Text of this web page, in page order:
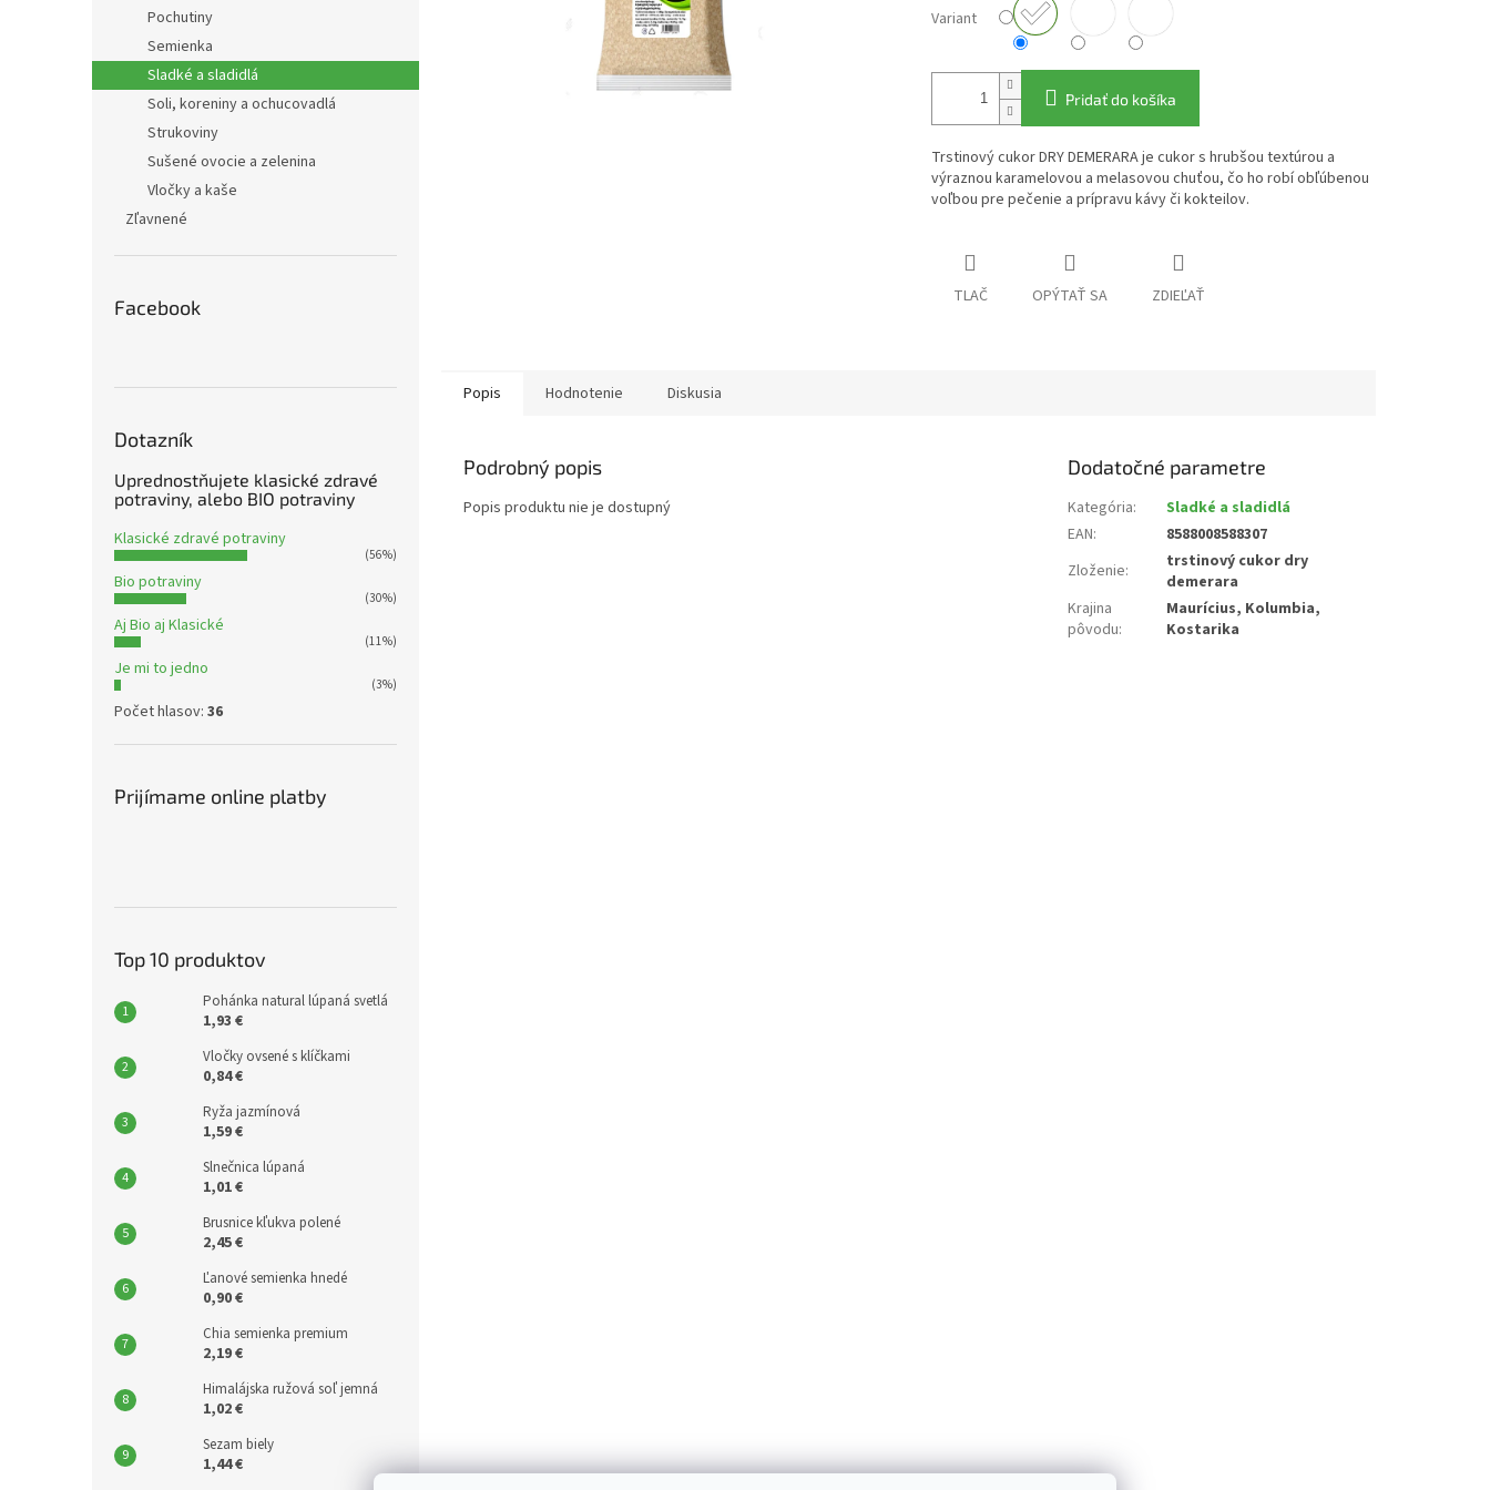
Pochutiny
Semienka
Sladké a sladidlá
Soli, koreniny a ochucovadlá
Strukoviny
Sušené ovocie a zelenina
Vločky a kaše
Zľavnené
Facebook
Dotazník
Uprednostňujete klasické zdravé
potraviny, alebo BIO potraviny
Klasické zdravé potraviny
(56%)
Bio potraviny
(30%)
Aj Bio aj Klasické
(11%)
Je mi to jedno
(3%)
Počet hlasov: 36
Prijímame online platby
Top 10 produktov
Pohánka natural lúpaná svetlá
1,93 €
Vločky ovsené s klíčkami
0,84 €
Ryža jazmínová
1,59 €
Slnečnica lúpaná
1,01 €
Brusnice kľukva polené
2,45 €
Ľanové semienka hnedé
0,90 €
Chia semienka premium
2,19 €
Himalájska ružová soľ jemná
1,02 €
Sezam biely
1,44 €
Variant
Pridať do košíka
Trstinový cukor DRY DEMERARA je cukor s hrubšou textúrou a
výraznou karamelovou a melasovou chuťou, čo ho robí obľúbenou
voľbou pre pečenie a prípravu kávy či kokteilov.
TLAČ OPÝTAŤ SA ZDIEĽAŤ
Popis Hodnotenie Diskusia
Podrobný popis
Popis produktu nie je dostupný
Dodatočné parametre
Kategória:
Sladké a sladidlá
EAN:
8588008588307
Zloženie:
trstinový cukor dry
demerara
Krajina
pôvodu:
Maurícius, Kolumbia,
Kostarika